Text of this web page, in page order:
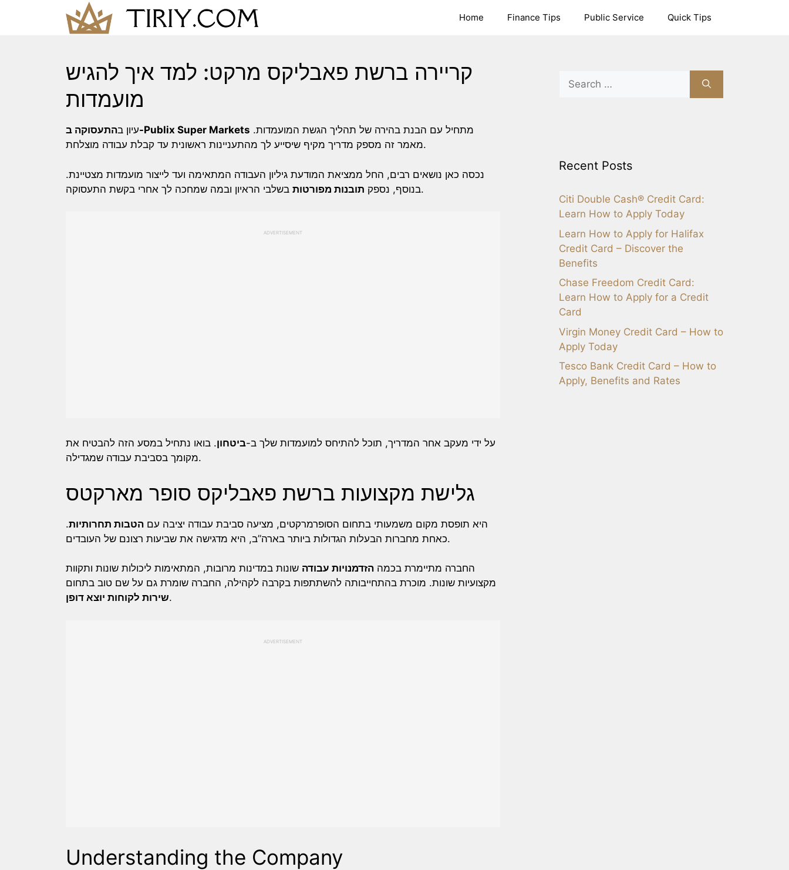
Home Finance Tips Public Service Quick Tips
קריירה ברשת פאבליקס מרקט: למד איך להגיש
מועמדות
עיון בהתעסוקה ב-Publix Super Markets
מאמר זה מספק מדריך מקיף שיסייע לך מהתעניינות ראשונית עד קבלת עבודה מוצלחת.
נכסה כאן נושאים רבים, החל ממציאת המודעת גיליון העבודה המתאימה ועד לייצור מועמדות מצטיינת.
בנוסף, נספק תובנות מפורטות בשלבי הראיון ובמה שמחכה לך אחרי בקשת התעסוקה.
ADVERTISEMENT
על ידי מעקב אחר המדריך, תוכל להתיחס למועמדות שלך ב-ביטחון. בואו נתחיל במסע הזה להבטיח את
מקומך בסביבת עבודה שמגדילה.
גלישת מקצועות ברשת פאבליקס סופר מארקטס
היא תופסת מקום משמעותי בתחום הסופרמרקטים, מציעה סביבת עבודה יציבה עם הטבות תחרותיות.
כאחת מחברות הבעלות הגדולות ביותר בארה”ב, היא מדגישה את שביעות רצונם של העובדים.
החברה מתיימרת בכמה הזדמנויות עבודה שונות במדינות מרובות, המתאימות ליכולות שונות ותקוות
מקצועיות שונות. מוכרת בהתחייבותה להשתתפות בקרבה לקהילה, החברה שומרת גם על שם טוב בתחום
שירות לקוחות יוצא דופן.
ADVERTISEMENT
Understanding the Company
Search
for:
Recent Posts
Citi Double Cash® Credit Card:
Learn How to Apply Today
Learn How to Apply for Halifax
Credit Card – Discover the
Benefits
Chase Freedom Credit Card:
Learn How to Apply for a Credit
Card
Virgin Money Credit Card – How to
Apply Today
Tesco Bank Credit Card – How to
Apply, Benefits and Rates